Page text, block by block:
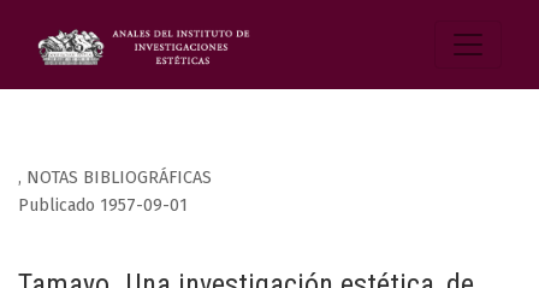
, NOTAS BIBLIOGRÁFICAS
Publicado 1957-09-01